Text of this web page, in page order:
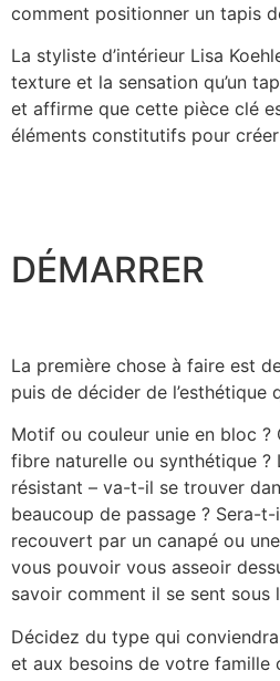
comment positionner un tapis
La styliste d’intérieur Lisa
texture et la sensation qu’un
et affirme que cette pièce clé
éléments constitutifs pour
DÉMARRER
La première chose à faire est
puis de décider de l’esthétique
Motif ou couleur unie en bloc ?
fibre naturelle ou synthétique
résistant – va-t-il se trouver
beaucoup de passage ? Sera-
recouvert par un canapé ou
vous pouvoir vous asseoir
savoir comment il se sent sous
Décidez du type qui
et aux besoins de votre famille